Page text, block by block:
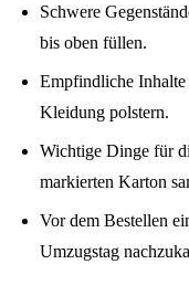
Schwere
bis oben füllen.
Empfindliche Inhalte
Kleidung polstern.
Wichtige Dinge für
markierten Karton
Vor dem Bestellen
Umzugstag